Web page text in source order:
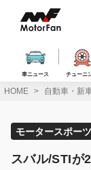
ス
車ニュース チューニ
HOME 自動車・新
モータースポーツ
スバル/STIが